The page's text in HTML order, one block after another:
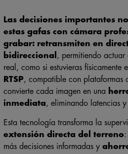
Las decisiones importantes
estas gafas con cámara
grabar: retransmiten en
bidireccional , permitiendo
real, como si estuvieras físicamente
RTSP, compatible con plataformas
convierte cada imagen en una
inmediata, eliminando latencias
Esta tecnología transforma la
extensión directa del terreno:
más decisiones informadas y